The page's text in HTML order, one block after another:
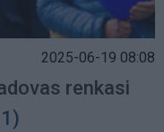
2025-06-19 08:08
renkasi